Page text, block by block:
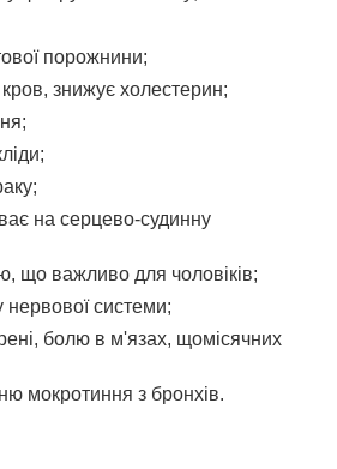
порожнини;
знижує холестерин;
на серцево-судинну
що важливо для чоловіків;
нервової системи;
болю в м'язах, щомісячних
мокротиння з бронхів.